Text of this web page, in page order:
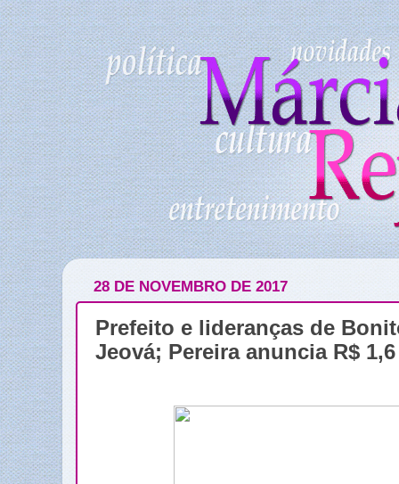
28 DE NOVEMBRO DE 2017
Prefeito e lideranças de
Jeová; Pereira anuncia R$